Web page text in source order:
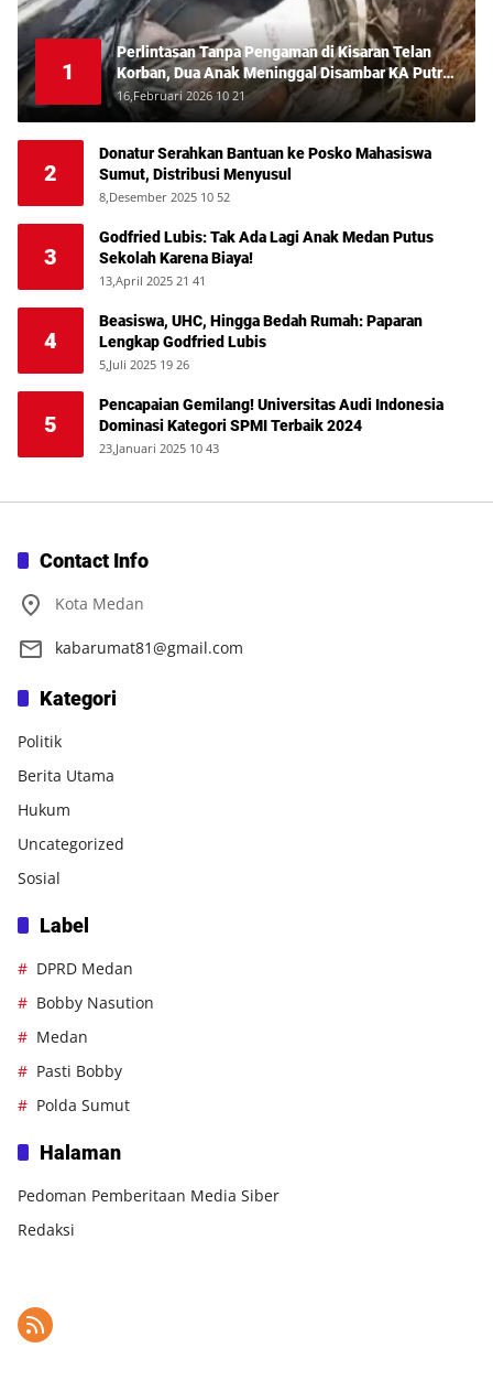
1
Perlintasan Tanpa Pengaman di Kisaran Telan
Korban, Dua Anak Meninggal Disambar KA Putri
Deli
16,Februari 2026 10 21
2
Donatur Serahkan Bantuan ke Posko Mahasiswa
Sumut, Distribusi Menyusul
8,Desember 2025 10 52
3
Godfried Lubis: Tak Ada Lagi Anak Medan Putus
Sekolah Karena Biaya!
13,April 2025 21 41
4
Beasiswa, UHC, Hingga Bedah Rumah: Paparan
Lengkap Godfried Lubis
5,Juli 2025 19 26
5
Pencapaian Gemilang! Universitas Audi Indonesia
Dominasi Kategori SPMI Terbaik 2024
23,Januari 2025 10 43
Contact Info
Kota Medan
kabarumat81@gmail.com
Kategori
Politik
Berita Utama
Hukum
Uncategorized
Sosial
Label
DPRD Medan
Bobby Nasution
Medan
Pasti Bobby
Polda Sumut
Halaman
Pedoman Pemberitaan Media Siber
Redaksi